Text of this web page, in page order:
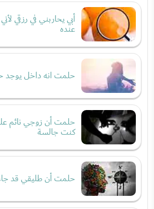
أبي يحاربني في رزقي
عنده
حلمت انه داخل يوجد
حلمت أن زوجي نائم
كنت جالسة
حلمت أن طليقي قد